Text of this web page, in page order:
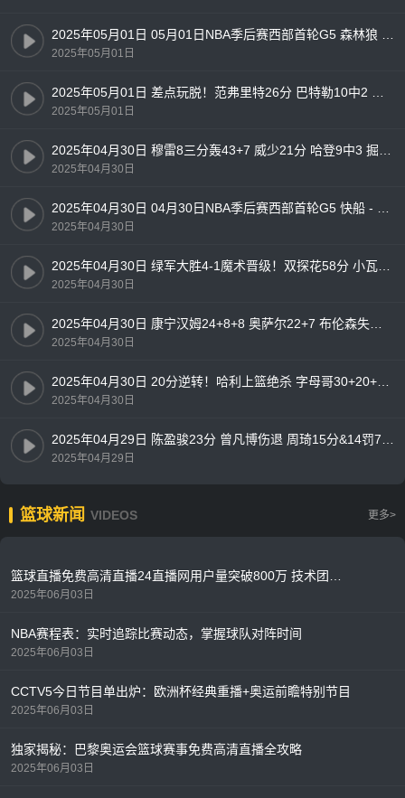
2025年05月01日
2025年05月01日
2025年04月30日
2025年04月30日
2025年04月30日
2025年04月30日
2025年04月30日
2025年04月29日
篮球新闻 VIDEOS 更多>
2025年06月03日
NBA赛程表：实时追踪比赛动态，掌握球队对阵时间
2025年06月03日
CCTV5今日节目单出炉：欧洲杯经典重播+奥运前瞻特别节目
2025年06月03日
独家揭秘：巴黎奥运会篮球赛事免费高清直播全攻略
2025年06月03日